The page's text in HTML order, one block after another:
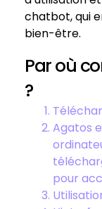
chatbot, qui
bien-être.
Par où
?
Agatos
pour